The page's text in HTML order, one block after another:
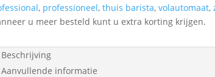
, professioneel,thuis barista,volautomaat,
u meer besteld kunt u extra korting krijgen.
Beschrijving
Aanvullende informatie